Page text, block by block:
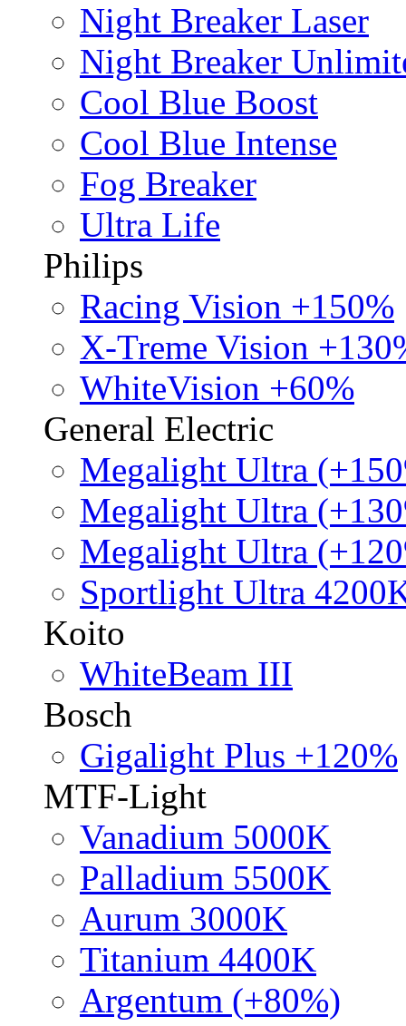
Night Breaker Laser
Night Breaker
Cool Blue Boost
Cool Blue Intense
Fog Breaker
Ultra Life
Philips
Racing Vision +150%
X-Treme Vision
WhiteVision +60%
General Electric
Megalight Ultra
Megalight Ultra
Megalight Ultra
Sportlight Ultra
Koito
WhiteBeam III
Bosch
Gigalight Plus +120%
MTF-Light
Vanadium 5000K
Palladium 5500K
Aurum 3000K
Titanium 4400K
Argentum (+80%)